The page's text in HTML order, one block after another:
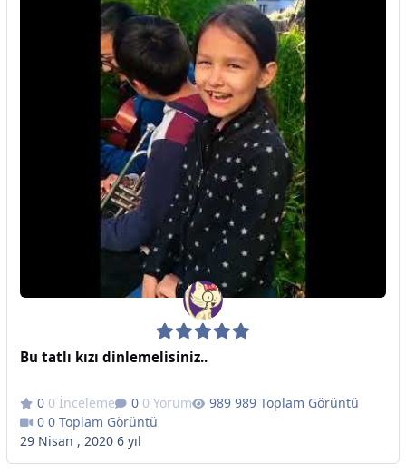
Bu tatlı kızı dinlemelisiniz..
0 İnceleme 0 Yorum
989 Toplam Görüntü
0 Toplam Görüntü
29 Nisan , 2020 6 yıl